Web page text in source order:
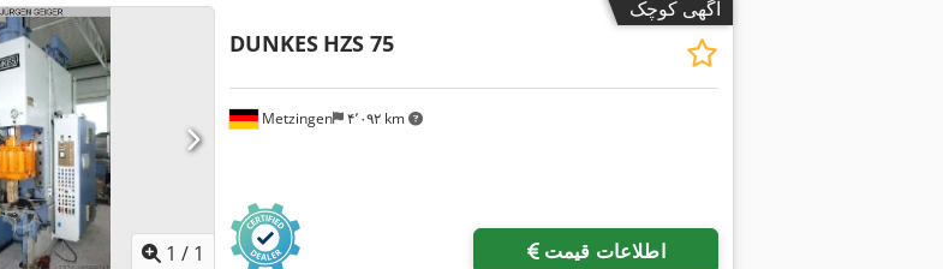
آگهی کوچک
1 / 1
Metzingen ۴٬۰۹۲ km
DUNKES HZS 75
اطلاعات قیمت